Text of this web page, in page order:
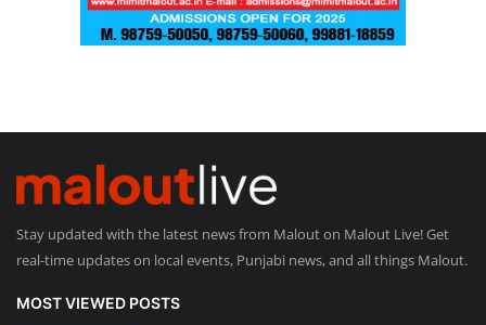
Stay updated with the latest news from Malout on Malout Live! Get
real-time updates on local events, Punjabi news, and all things Malout.
MOST VIEWED POSTS